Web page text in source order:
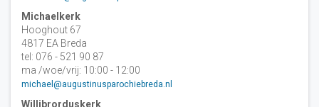
Michaelkerk
Hooghout 67
4817 EA Breda
tel: 076 - 521 90 87
ma /woe/vrij: 10:00 - 12:00
michael@augustinusparochiebreda.nl
Willibrorduskerk